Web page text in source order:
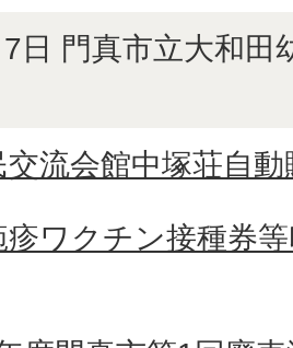
日 門真市立大和田
交流会館中塚荘自
疹ワクチン接種券